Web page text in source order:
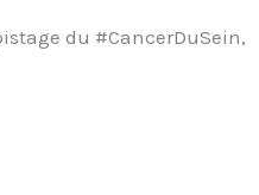
du #CancerDuSein,